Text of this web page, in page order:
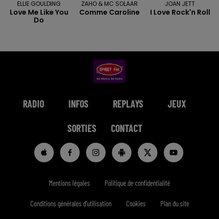
ELLIE GOULDING
Love Me Like You
Do
ZAHO & MC SOLAAR
Comme Caroline
JOAN JETT
I Love Rock'n Roll
RADIO INFOS REPLAYS JEUX
SORTIES CONTACT
Mentions légales Politique de confidentialité
Conditions générales d'utilisation Cookies Plan du site